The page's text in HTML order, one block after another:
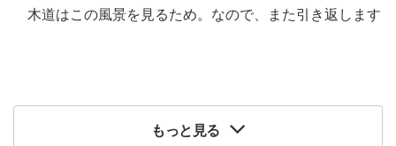
木道はこの風景を見るため。なので、また引き返します
もっと見る